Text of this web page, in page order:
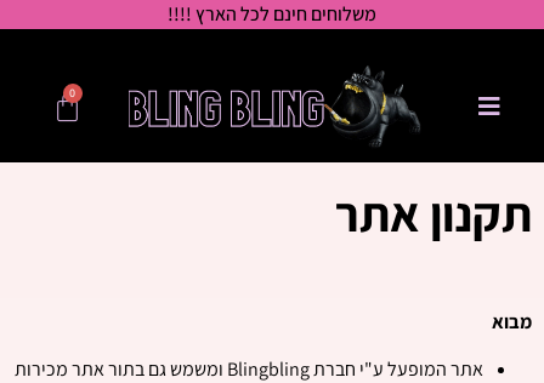
משלוחים חינם לכל הארץ !!!!
0
תקנון אתר
מבוא
אתר המופעל ע"י חברת Blingbling ומשמש גם בתור אתר מכירות